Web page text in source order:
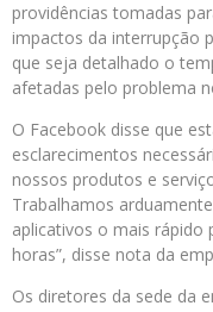
providências tomadas
impactos da interrupção
que seja detalhado o
afetadas pelo problema
O Facebook disse que
esclarecimentos
nossos produtos e
Trabalhamos
aplicativos o mais rápido
horas”, disse nota da
Os diretores da sede da